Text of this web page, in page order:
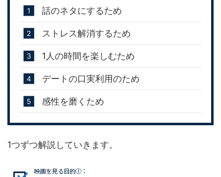
話のネタにするため
ストレス解消するため
1人の時間を楽しむため
デートの口実利用のため
感性を磨くため
1つずつ解説していきます。
映画を見る目的①：